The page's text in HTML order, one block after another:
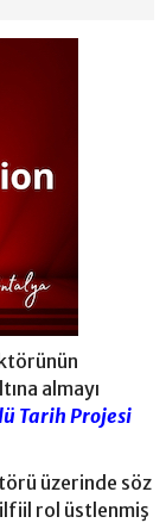
almayı
Tarih Projesi
üzerinde söz
rol üstlenmiş